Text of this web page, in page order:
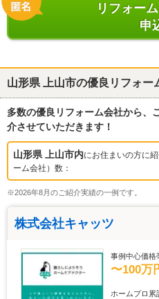
リフォー
申
山形県 上山市の優良リフォー
多数の優良リフォーム会社から、
介させていただきます！
山形県 上山市内にお住まいの方に
ーム会社）数：
※2026年8月のご紹介実績の一例です。
株式会社キャッツ
事例中心価格
〜100万
ホームプロ累